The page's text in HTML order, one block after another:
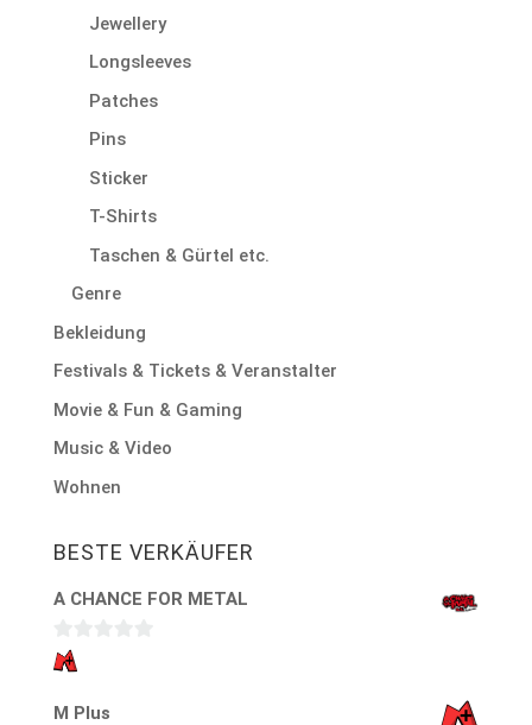
Jewellery
Longsleeves
Patches
Pins
Sticker
T-Shirts
Taschen & Gürtel etc.
Genre
Bekleidung
Festivals & Tickets & Veranstalter
Movie & Fun & Gaming
Music & Video
Wohnen
BESTE VERKÄUFER
A CHANCE FOR METAL
0
o
M Plus